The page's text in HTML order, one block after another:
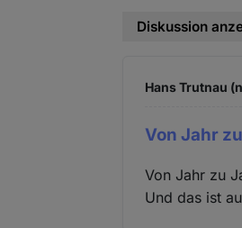
Diskussion
Hans Trutnau
Von Jahr
Von Jahr zu
Und das ist